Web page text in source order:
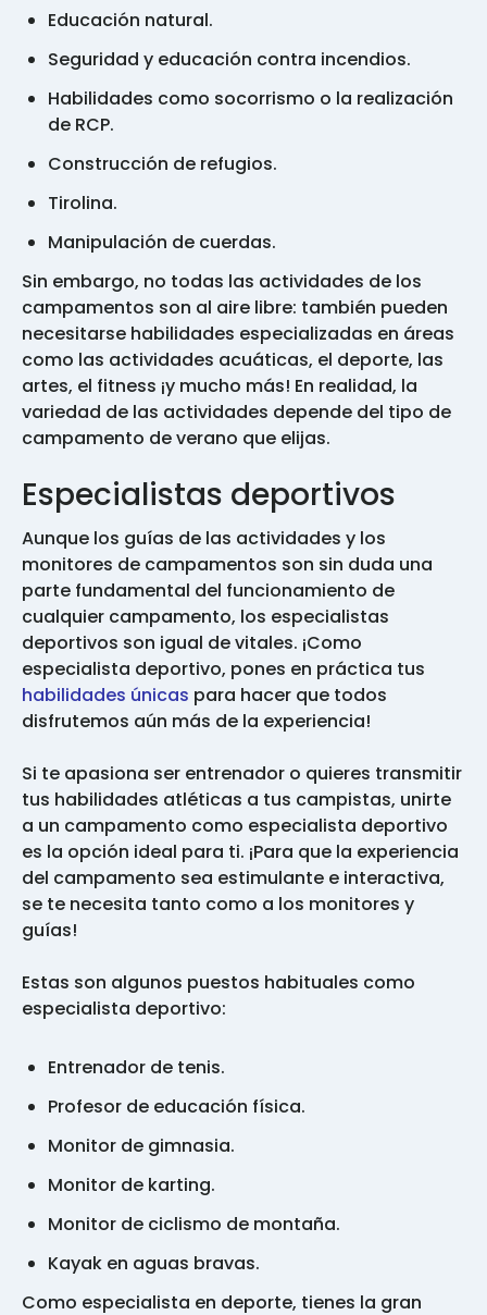
Educación natural.
Seguridad y educación contra incendios.
Habilidades como socorrismo o la realización
de RCP.
Construcción de refugios.
Tirolina.
Manipulación de cuerdas.
Sin embargo, no todas las actividades de los
campamentos son al aire libre: también pueden
necesitarse habilidades especializadas en áreas
como las actividades acuáticas, el deporte, las
artes, el fitness ¡y mucho más! En realidad, la
variedad de las actividades depende del tipo de
campamento de verano que elijas.
Especialistas deportivos
Aunque los guías de las actividades y los
monitores de campamentos son sin duda una
parte fundamental del funcionamiento de
cualquier campamento, los especialistas
deportivos son igual de vitales. ¡Como
especialista deportivo, pones en práctica tus
habilidades únicas para hacer que todos
disfrutemos aún más de la experiencia!
Si te apasiona ser entrenador o quieres transmitir
tus habilidades atléticas a tus campistas, unirte
a un campamento como especialista deportivo
es la opción ideal para ti. ¡Para que la experiencia
del campamento sea estimulante e interactiva,
se te necesita tanto como a los monitores y
guías!
Estas son algunos puestos habituales como
especialista deportivo:
Entrenador de tenis.
Profesor de educación física.
Monitor de gimnasia.
Monitor de karting.
Monitor de ciclismo de montaña.
Kayak en aguas bravas.
Como especialista en deporte, tienes la gran